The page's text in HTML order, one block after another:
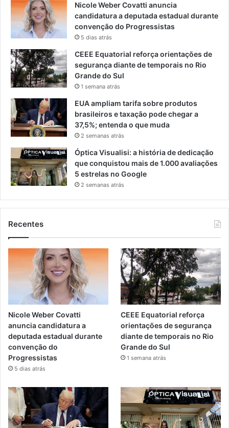
Nicole Weber Covatti anuncia
candidatura a deputada estadual durante
convenção do Progressistas
5 dias atrás
CEEE Equatorial reforça orientações de
segurança diante de temporais no Rio
Grande do Sul
1 semana atrás
EUA ampliam tarifa sobre produtos
brasileiros e taxação pode chegar a
37,5%; entenda o que muda
2 semanas atrás
Óptica Visualisi: a história de dedicação
que conquistou mais de 1.000 avaliações
5 estrelas no Google
2 semanas atrás
Recentes
Nicole Weber Covatti
anuncia candidatura a
deputada estadual durante
convenção do
Progressistas
5 dias atrás
CEEE Equatorial reforça
orientações de segurança
diante de temporais no Rio
Grande do Sul
1 semana atrás